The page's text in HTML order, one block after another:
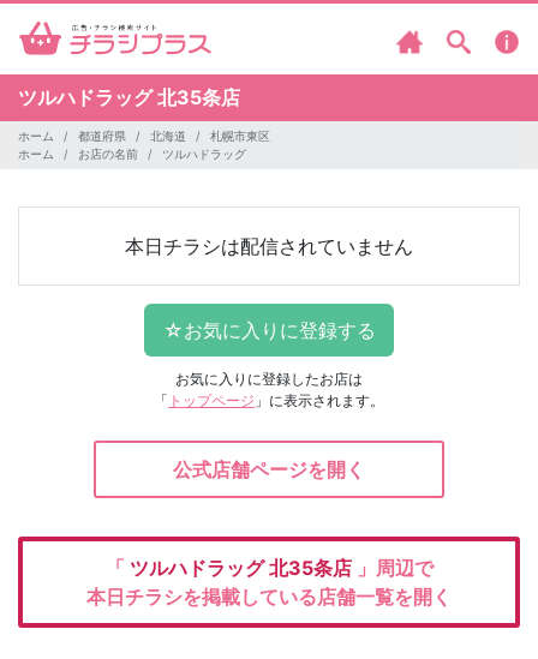
ツルハドラッグ北35条店
ホーム 都道府県 北海道
札幌市東区
ホーム
お店の名前 ツルハドラッグ
本日チラシは配信されていません
お気に入りに登録したお店は
「 トップページ 」に表示されます。
公式店舗ページを開く
「 ツルハドラッグ北35条店 」周辺で
本日チラシを掲載している店舗一覧を開く